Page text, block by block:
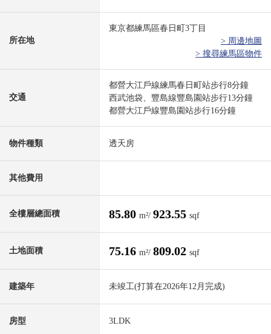
所在地
東京都練馬區春日町3丁目
> 周邊地圖
> 搜尋練馬區物件
交通
都營大江戶線練馬春日町站步行8分鐘
西武池袋、豐島線豐島園站步行13分鐘
都營大江戶線豐島園站步行16分鐘
物件種類 透天房
其他費用
全樓層總面積 85.80 m²/ 923.55 sqf
土地面積 75.16 m²/ 809.02 sqf
建築年 未竣工(打算在2026年12月完成)
房型 3LDK